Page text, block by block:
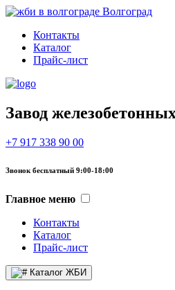
Волгоград
Контакты
Каталог
Прайс-лист
Завод
+7 917 338 90 00
Звонок бесплатный 9:00-18:00
Главное меню
Контакты
Каталог
Прайс-лист
Каталог ЖБИ